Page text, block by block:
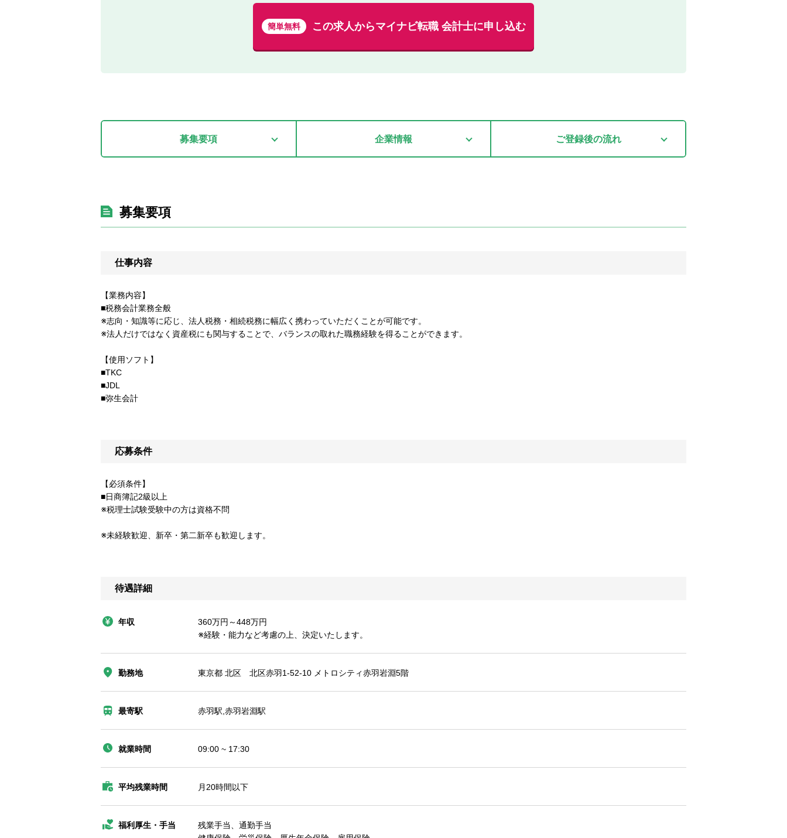
簡単無料 この求人からマイナビ転職 会計士に申し込む
募集要項 企業情報 ご登録後の流れ
募集要項
仕事内容
【業務内容】
■税務会計業務全般
※志向・知識等に応じ、法人税務・相続税務に幅広く携わっていただくことが可能です。
※法人だけではなく資産税にも関与することで、バランスの取れた職務経験を得ることができます。
【使用ソフト】
■TKC
■JDL
■弥生会計
応募条件
【必須条件】
■日商簿記2級以上
※税理士試験受験中の方は資格不問
※未経験歓迎、新卒・第二新卒も歓迎します。
待遇詳細
年収
360万円～448万円
※経験・能力など考慮の上、決定いたします。
勤務地 東京都 北区 北区赤羽1-52-10 メトロシティ赤羽岩淵5階
最寄駅 赤羽駅,赤羽岩淵駅
就業時間 09:00 ~ 17:30
平均残業時間 月20時間以下
福利厚生・手当
残業手当、通勤手当